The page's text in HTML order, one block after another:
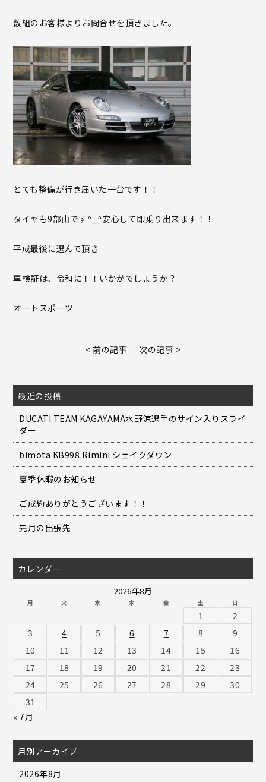
数組のお客様よりお問合せを頂きました。
とても整備が行き届いた一台です！！
タイヤも9部山です^_^安心して即乗り出来ます！！
平成最後に選んで頂き
車検証は、令和に！！いかがでしょうか？
オートスポーツ
< 前の記事 次の記事 >
最近の投稿
DUCATI TEAM KAGAYAMA水野涼選手のサイン入りスライ
ダー
bimota KB998 Rimini シェイクダウン
夏季休暇のお知らせ
ご成約ありがとうございます！！
先月の出張先
カレンダー
2026年8月
月 火 水 木 金 土 日
1
2
3
4 5 6 7 8
9
10
11 12 13 14 15
16
17
18 19 20 21 22
23
24
25 26 27 28 29
30
31
« 7月
月別アーカイブ
2026年8月